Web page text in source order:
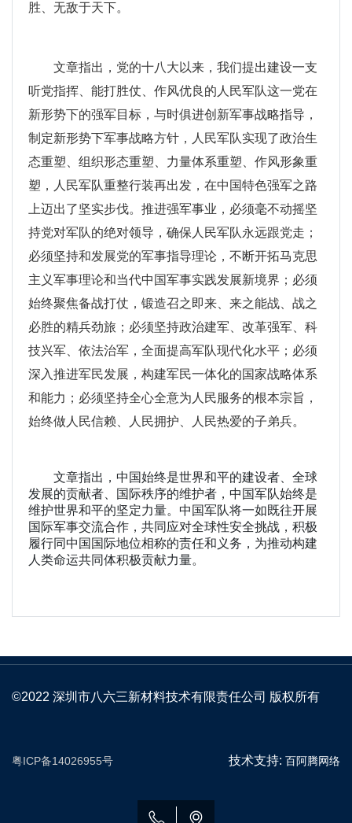
胜、无敌于天下。
文章指出，党的十八大以来，我们提出建设一支
听党指挥、能打胜仗、作风优良的人民军队这一党在
新形势下的强军目标，与时俱进创新军事战略指导，
制定新形势下军事战略方针，人民军队实现了政治生
态重塑、组织形态重塑、力量体系重塑、作风形象重
塑，人民军队重整行装再出发，在中国特色强军之路
上迈出了坚实步伐。推进强军事业，必须毫不动摇坚
持党对军队的绝对领导，确保人民军队永远跟党走；
必须坚持和发展党的军事指导理论，不断开拓马克思
主义军事理论和当代中国军事实践发展新境界；必须
始终聚焦备战打仗，锻造召之即来、来之能战、战之
必胜的精兵劲旅；必须坚持政治建军、改革强军、科
技兴军、依法治军，全面提高军队现代化水平；必须
深入推进军民发展，构建军民一体化的国家战略体系
和能力；必须坚持全心全意为人民服务的根本宗旨，
始终做人民信赖、人 民拥护、人民热爱的子弟兵。
文章指出，中国始终是世界和平的建设者、全球
发展的贡献者、国际秩序的维护者，中国军队始终是
维护世界和平的坚定力量。中国军队将一如既往开展
国际军事交流合作，共同应对全球性安全挑战，积极
履行同中国国际地位相称的责任和义务，为推动构建
人类命运共同体积极贡献力量。
©2022 深圳市八六三新材料技术有限责任公司 版权所有
粤ICP备14026955号 技术支持: 百阿腾网络